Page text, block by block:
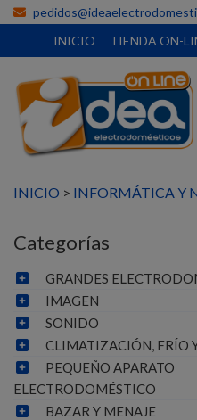
INICIO
TIENDA ON-
INICIO > INFORMÁTICA Y
Categorías
GRANDES
IMAGEN
SONIDO
CLIMATIZACIÓN, FRÍO
PEQUEÑO APARATO
ELECTRODOMÉSTICO
BAZAR Y MENAJE